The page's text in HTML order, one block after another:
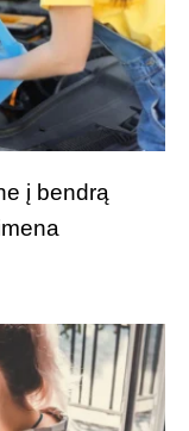
į bendrą